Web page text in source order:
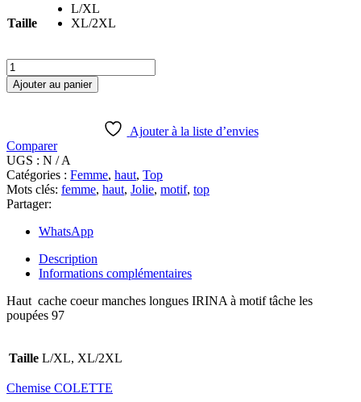
Taille
L/XL
XL/2XL
quantité
de
Haut
Ajouter au panier
Ajouter à la liste d’envies
Comparer
UGS : N / A
Catégories : Femme, haut, Top
Mots clés: femme, haut, Jolie, motif, top
Partager:
WhatsApp
Description
Informations complémentaires
Haut cache coeur manches longues IRINA à motif tâche les
poupées 97
Taille L/XL, XL/2XL
Chemise COLETTE